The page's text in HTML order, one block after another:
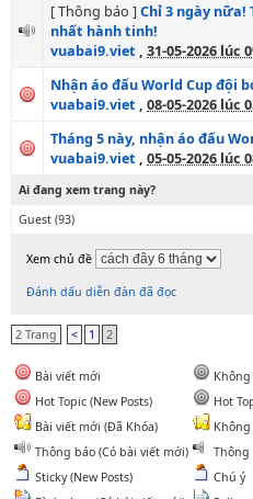
[ Thông báo ]Chỉ 3 ngày
nhất hành tinh!
vuabai9.viet , 31-05-2026 lúc
Nhận áo đấu World Cup đội
vuabai9.viet , 08-05-2026 lúc
Tháng 5 này, nhận áo đấu
vuabai9.viet , 05-05-2026 lúc
Ai đang xem trang này?
Guest (93)
Xem chủ đề
Đánh dấu diễn đàn đã đọc
2 Trang < 1 2
Bài viết mới
Hot Topic (New Posts)
Hot
Bài viết mới (Đã Khóa)
Thông báo (Có bài viết mới)
Thông
Sticky (New Posts)
Chú ý